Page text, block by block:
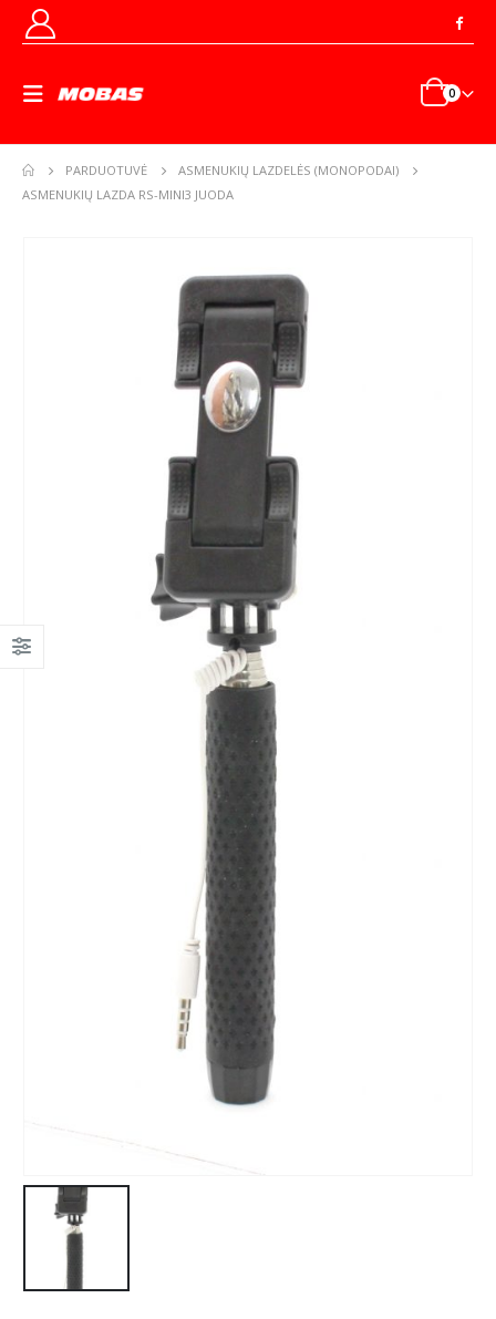
0
PARDUOTUVĖ
ASMENUKIŲ LAZDELĖS (MONOPODAI)
ASMENUKIŲ LAZDA RS-MINI3 JUODA